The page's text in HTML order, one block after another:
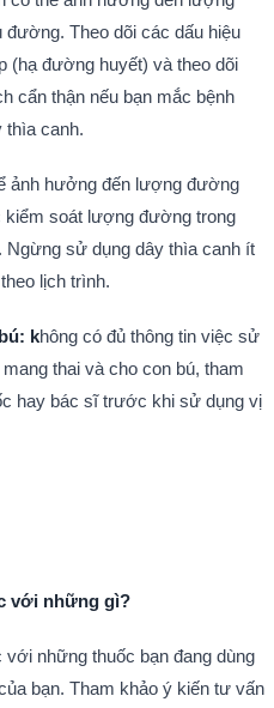
Theo dõi các dấu hiệu
(hạ đường huyết) và theo dõi
cẩn thận nếu bạn mắc bệnh
thìa canh.
ảnh hưởng đến lượng đường
kiểm soát lượng đường trong
Ngừng sử dụng dây thìa canh ít
lịch trình.
không có đủ thông tin việc sử
thai và cho con bú, tham
hay bác sĩ trước khi sử dụng vị
với những gì?
những thuốc bạn đang dùng
bạn. Tham khảo ý kiến tư vấn